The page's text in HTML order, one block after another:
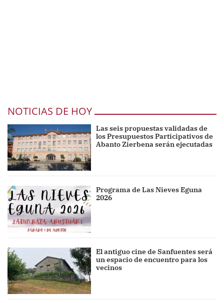
NOTICIAS DE HOY
Las seis propuestas validadas de
los Presupuestos Participativos de
Abanto Zierbena serán ejecutadas
Programa de Las Nieves Eguna
2026
El antiguo cine de Sanfuentes será
un espacio de encuentro para los
vecinos